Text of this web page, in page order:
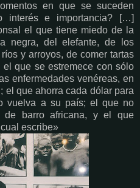
en que se suceden
interés e importancia? […]
el que tiene miedo de la
negra, del elefante, de los
y arroyos, de comer tartas
que se estremece con sólo
enfermedades venéreas, en
el que ahorra cada dólar para
vuelva a su país; el que no
de barro africana, y el que
escribe»